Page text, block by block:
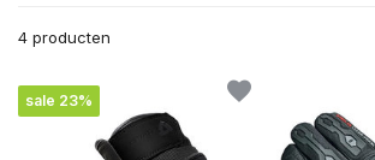
4 producten
sale 23%